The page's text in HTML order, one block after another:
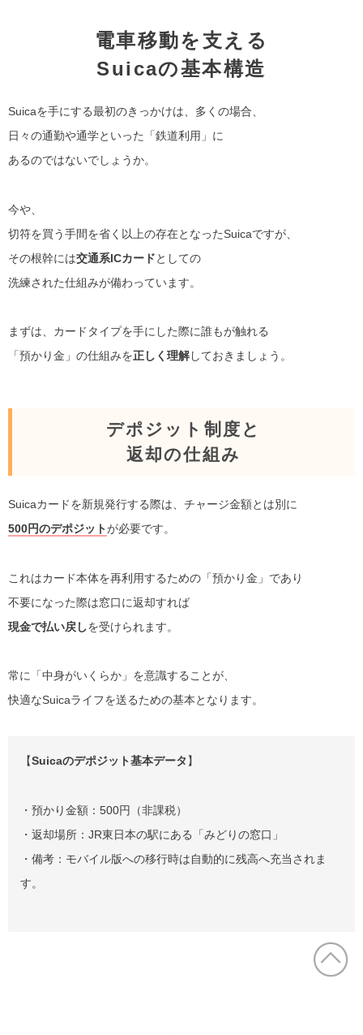
電車移動を支える
Suicaの基本構造
Suicaを手にする最初のきっかけは、多くの場合、
日々の通勤や通学といった「鉄道利用」に
あるのではないでしょうか。
今や、
切符を買う手間を省く以上の存在となったSuicaですが、
その根幹には交通系ICカードとしての
洗練された仕組みが備わっています。
まずは、カードタイプを手にした際に誰もが触れる
「預かり金」の仕組みを正しく理解しておきましょう。
デポジット制度と
返却の仕組み
Suicaカードを新規発行する際は、チャージ金額とは別に
500円のデポジットが必要です。
これはカード本体を再利用するための「預かり金」であり
不要になった際は窓口に返却すれば
現金で払い戻しを受けられます。
常に「中身がいくらか」を意識することが、
快適なSuicaライフを送るための基本となります。
【Suicaのデポジット基本データ 】
・預かり金額：500円（非課税）
・返却場所：JR東日本の駅にある「みどりの窓口」
・備考：モバイル版への移行時は自動的に残高へ充当されま
す。